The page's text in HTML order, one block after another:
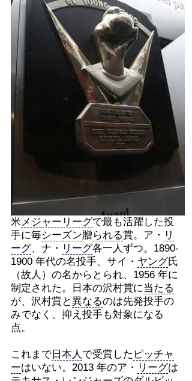
米メジャーリーグで最も活躍した投
手に毎シーズン贈られる賞。ア・ リ
ーグ、ナ・ リーグ各一人ずつ。1890-
1900 年代の名投手、サイ・ ヤング氏
（故人）の名からとられ、1956 年に
制定された。日本の沢村賞に当たる
が、沢村賞と異なるのは先発投手の
みでなく、抑え投手も対象になる
点。
これまで日本人 で受賞した ピッチャ
ーはいない。2013 年のア・ リーグは